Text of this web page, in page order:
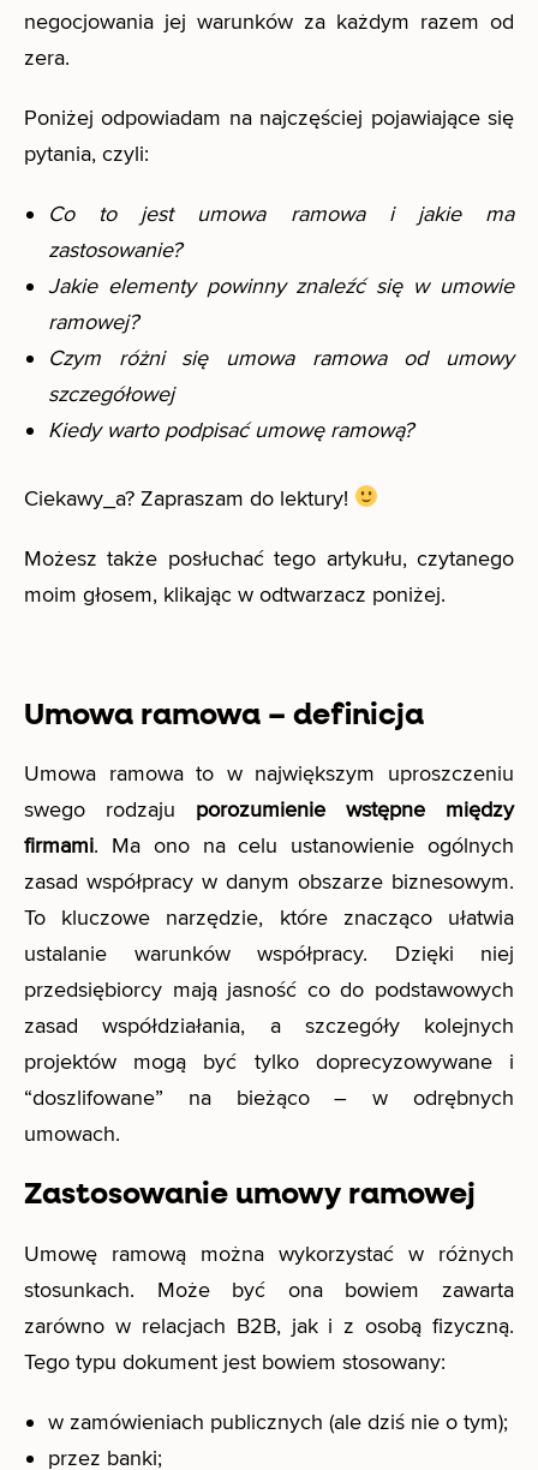
negocjowania jej warunków za każdym razem od
zera.
Poniżej odpowiadam na najczęściej pojawiające się
pytania, czyli:
Co to jest umowa ramowa i jakie ma
zastosowanie?
Jakie elementy powinny znaleźć się w umowie
ramowej?
Czym różni się umowa ramowa od umowy
szczegółowej
Kiedy warto podpisać umowę ramową?
Ciekawy_a? Zapraszam do lektury!
Możesz także posłuchać tego artykułu, czytanego
moim głosem, klikając w odtwarzacz poniżej.
Umowa ramowa – definicja
Umowa ramowa to w największym uproszczeniu
swego rodzaju porozumienie wstępne między
firmami. Ma ono na celu ustanowienie ogólnych
zasad współpracy w danym obszarze biznesowym.
To kluczowe narzędzie, które znacząco ułatwia
ustalanie warunków współpracy. Dzięki niej
przedsiębiorcy mają jasność co do podstawowych
zasad współdziałania, a szczegóły kolejnych
projektów mogą być tylko doprecyzowywane i
“doszlifowane” na bieżąco – w odrębnych
umowach.
Zastosowanie umowy ramowej
Umowę ramową można wykorzystać w różnych
stosunkach. Może być ona bowiem zawarta
zarówno w relacjach B2B, jak i z osobą fizyczną.
Tego typu dokument jest bowiem stosowany:
w zamówieniach publicznych (ale dziś nie o tym);
przez banki;